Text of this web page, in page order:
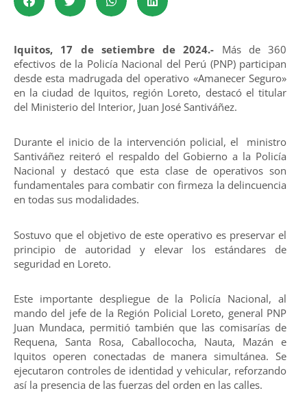
Iquitos, 17 de setiembre de 2024.- Más de 360
efectivos de la Policía Nacional del Perú (PNP) participan
desde esta madrugada del operativo «Amanecer Seguro»
en la ciudad de Iquitos, región Loreto, destacó el titular
del Ministerio del Interior, Juan José Santiváñez.
Durante el inicio de la intervención policial, el ministro
Santiváñez reiteró el respaldo del Gobierno a la Policía
Nacional y destacó que esta clase de operativos son
fundamentales para combatir con firmeza la delincuencia
en todas sus modalidades.
Sostuvo que el objetivo de este operativo es preservar el
principio de autoridad y elevar los estándares de
seguridad en Loreto.
Este importante despliegue de la Policía Nacional, al
mando del jefe de la Región Policial Loreto, general PNP
Juan Mundaca, permitió también que las comisarías de
Requena, Santa Rosa, Caballococha, Nauta, Mazán e
Iquitos operen conectadas de manera simultánea. Se
ejecutaron controles de identidad y vehicular, reforzando
así la presencia de las fuerzas del orden en las calles.